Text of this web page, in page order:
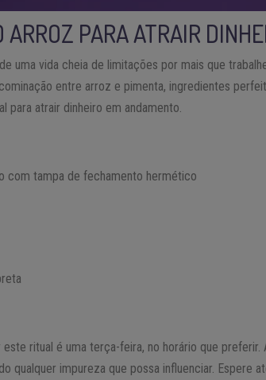
ARROZ PARA ATRAIR
uma vida cheia de limitações por mais que
entre arroz e pimenta, ingredientes
para atrair dinheiro em andamento.
com tampa de fechamento hermético
este ritual é uma terça-feira, no horário que
qualquer impureza que possa influenciar. Espere